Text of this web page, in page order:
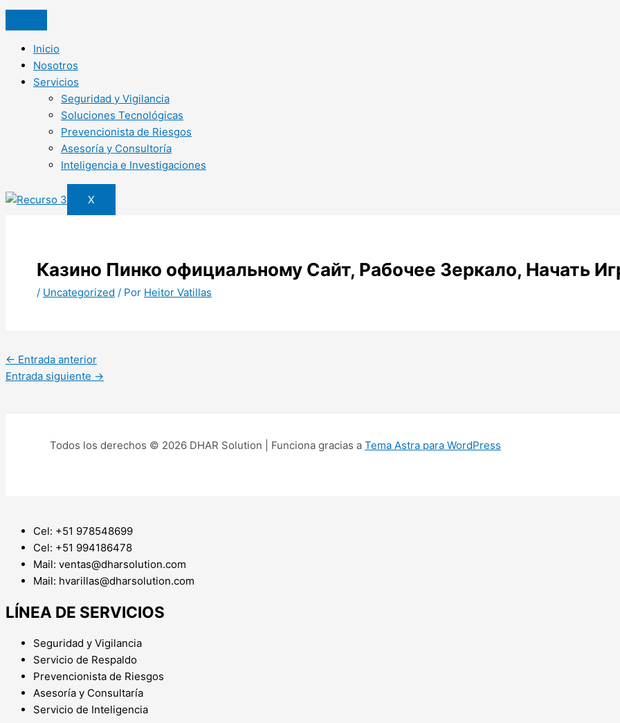
Inicio
Nosotros
Servicios
Seguridad y Vigilancia
Soluciones Tecnológicas
Prevencionista de Riesgos
Asesoría y Consultoría
Inteligencia e Investigaciones
X
Казино Пинко официальному Сайт, Рабочее Зеркало, Начать
/ Uncategorized / Por Heitor Vatillas
← Entrada anterior
Entrada siguiente →
Todos los derechos © 2026 DHAR Solution | Funciona gracias a Tema Astra para WordPress
Cel: +51 978548699
Cel: +51 994186478
Mail: ventas@dharsolution.com
Mail: hvarillas@dharsolution.com
LÍNEA DE SERVICIOS
Seguridad y Vigilancia
Servicio de Respaldo
Prevencionista de Riesgos
Asesoría y Consultaría
Servicio de Inteligencia